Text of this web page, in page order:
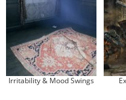
Irritability & Mood Swings